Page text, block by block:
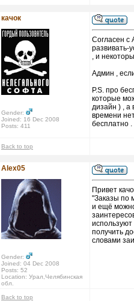
качок
Gender:
Joined: 16 Dec 2008
Posts: 411
Согласен с
развивать-
, и
Админ ,
P.S. про
которые
дизайн ) , а
времени
бесплатно
Back to top
Alex05
Gender:
Joined: 04 Dec 2008
Posts: 52
Location: Урал,Челябинская
обл.
Привет
"Заказы по
и ещё
получить
словами
Back to top